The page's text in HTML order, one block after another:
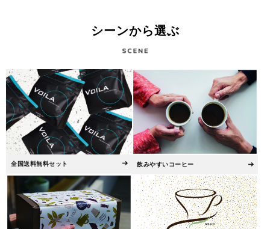
シーンから選ぶ
全国送料無料セット 飲みやすいコーヒー